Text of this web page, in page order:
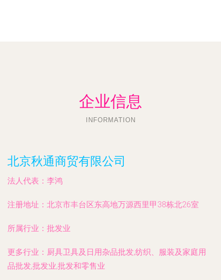
企业信息
INFORMATION
北京秋通商贸有限公司
法人代表： 李鸿
注册地址： 北京市丰台区东高地万源西里甲38栋北26室
所属行业： 批发业
更多行业： 厨具卫具及日用杂品批发,纺织、服装及家庭用
品批发,批发业,批发和零售业